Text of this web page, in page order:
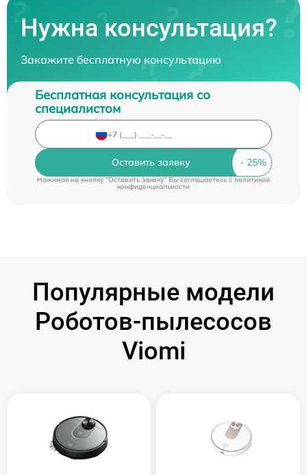
Нужна консультация?
Закажите бесплатную консультацию
Бесплатная консультация со
специалистом
Оставить заявку
Нажимая на кнопку "Оставить заявку" Вы соглашаетесь c политикой
конфиденциальности
Популярные модели
Роботов-пылесосов
Viomi